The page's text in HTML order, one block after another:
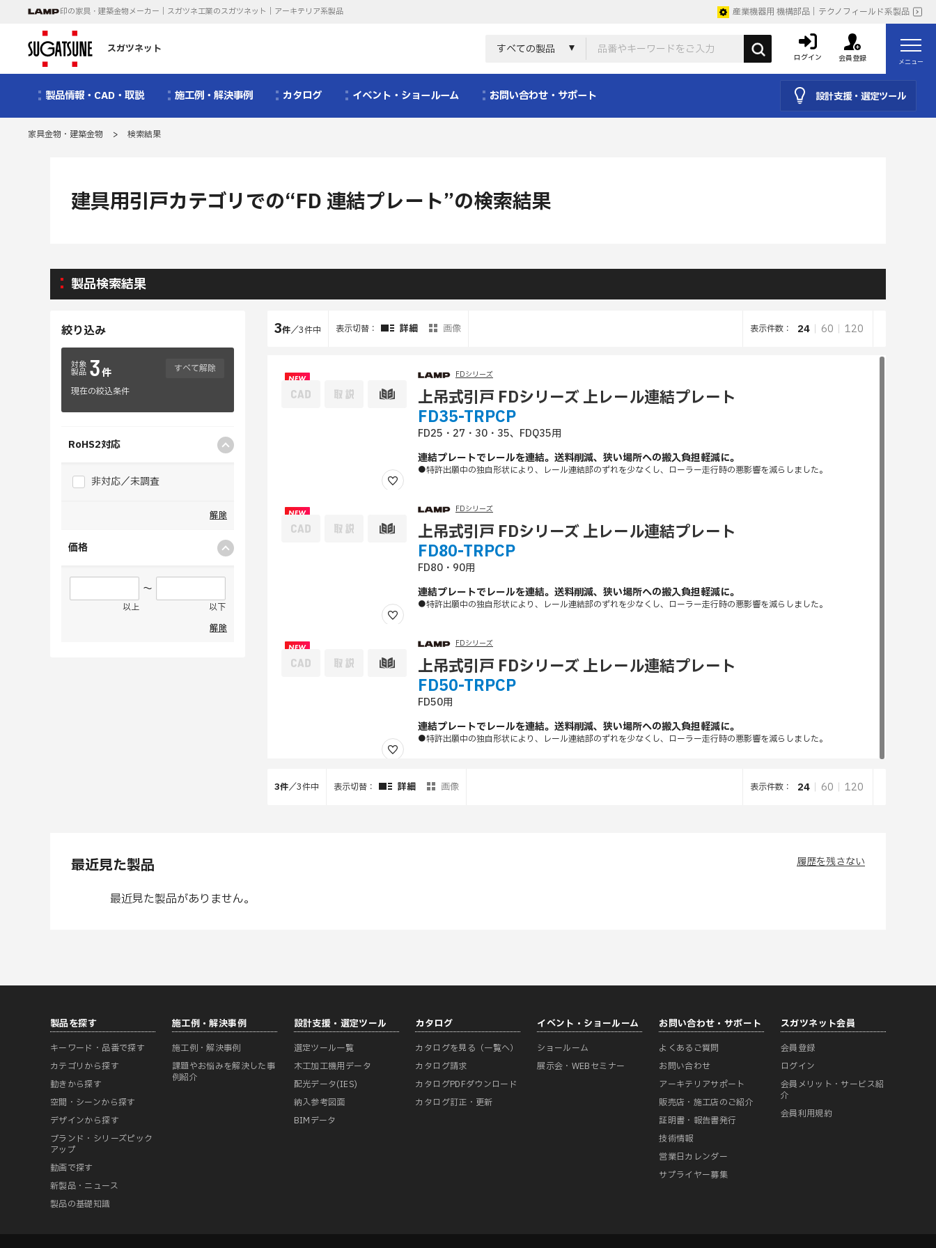
印の家具・建築金物メーカー｜スガツネ工業のスガツネット｜アーキテリア系製品 産業機器用 機構部品｜テクノフィールド系製品
スガツネット すべての製品
ログイン 会員登録 メニュー
製品情報・CAD・取説 施工例・解決事例 カタログ イベント・ショールーム お問い合わせ・サポート 設計支援・選定ツール
家具金物・建築金物 > 検索結果
建具用引戸カテゴリでの“FD 連結プレート”の検索結果
製品検索結果
絞り込み
対象
製品 3件
すべて解除
現在の絞込条件
RoHS2対応
非対応／未調査
解除
価格
以上
～
以下
解除
3件／3件中 表示切替： 詳細 画像 表示件数： 24 60 120
FDシリーズ
上吊式引戸 FDシリーズ 上レール連結プレート
FD35-TRPCP
FD25・27・30・35、FDQ35用
連結プレートでレールを連結。送料削減、狭い場所への搬入負担軽減に。
●特許出願中の独自形状により、レール連結部のずれを少なくし、ローラー走行時の悪影響を減らしました。
FDシリーズ
上吊式引戸 FDシリーズ 上レール連結プレート
FD80-TRPCP
FD80・90用
連結プレートでレールを連結。送料削減、狭い場所への搬入負担軽減に。
●特許出願中の独自形状により、レール連結部のずれを少なくし、ローラー走行時の悪影響を減らしました。
FDシリーズ
上吊式引戸 FDシリーズ 上レール連結プレート
FD50-TRPCP
FD50用
連結プレートでレールを連結。送料削減、狭い場所への搬入負担軽減に。
●特許出願中の独自形状により、レール連結部のずれを少なくし、ローラー走行時の悪影響を減らしました。
3件／3件中 表示切替： 詳細 画像 表示件数： 24 60 120
最近見た製品
最近見た製品がありません。
履歴を残さない
製品を探す
キーワード・品番で探す
カテゴリから探す
動きから探す
空間・シーンから探す
デザインから探す
ブランド・シリーズピック
アップ
動画で探す
新製品・ニュース
製品の基礎知識
施工例・解決事例
施工例・解決事例
課題やお悩みを解決した事
例紹介
設計支援・選定ツール
選定ツール一覧
木工加工機用データ
配光データ(IES)
納入参考図面
BIMデータ
カタログ
カタログを見る（一覧へ）
カタログ請求
カタログPDFダウンロード
カタログ訂正・更新
イベント・ショールーム
ショールーム
展示会・WEBセミナー
お問い合わせ・サポート
よくあるご質問
お問い合わせ
アーキテリアサポート
販売店・施工店のご紹介
証明書・報告書発行
技術情報
営業日カレンダー
サプライヤー募集
スガツネット会員
会員登録
ログイン
会員メリット・サービス紹
介
会員利用規約